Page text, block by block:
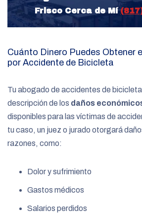
Frisco Cerca de Mí
Cuánto Dinero Puedes Obtener
por Accidente de Bicicleta
Tu abogado de accidentes de
descripción de los daños
disponibles para las víctimas de
tu caso, un juez o jurado otorgará
razones, como:
Dolor y sufrimiento
Gastos médicos
Salarios perdidos